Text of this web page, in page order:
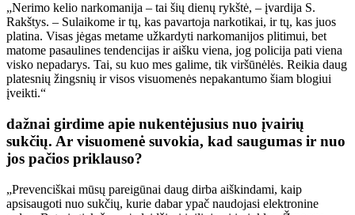
„Nerimo kelio narkomanija – tai šių dienų rykštė, – įvardija S.
Rakštys. – Sulaikome ir tų, kas pavartoja narkotikai, ir tų, kas juos
platina. Visas jėgas metame užkardyti narkomanijos plitimui, bet
matome pasaulines tendencijas ir aišku viena, jog policija pati viena
visko nepadarys. Tai, su kuo mes galime, tik viršūnėlės. Reikia daug
platesnių žingsnių ir visos visuomenės nepakantumo šiam blogiui
įveikti.“
dažnai girdime apie nukentėjusius nuo įvairių
sukčių. Ar visuomenė suvokia, kad saugumas ir nuo
jos pačios priklauso?
„Prevenciškai mūsų pareigūnai daug dirba aiškindami, kaip
apsisaugoti nuo sukčių, kurie dabar ypač naudojasi elektronine